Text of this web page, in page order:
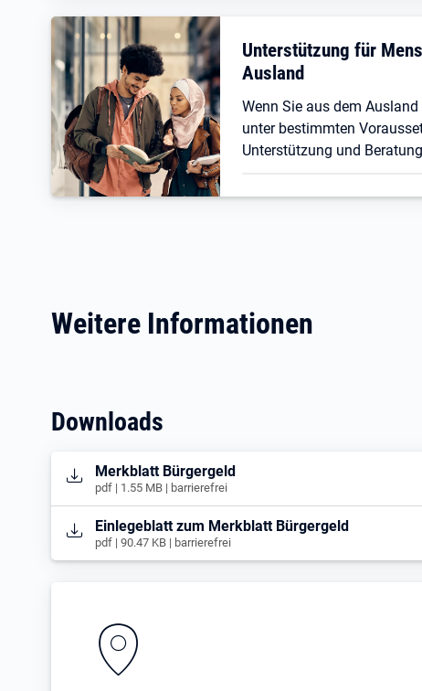
Unterstützung für
Ausland
Wenn Sie aus dem
unter bestimmten
Unterstützung und
Weitere Informationen
Downloads
Öffnet in neuem Tab
Merkblatt Bürgergeld
pdf | 1.55 MB | barrierefrei
Öffnet in neuem Tab
Einlegeblatt zum Merkblatt Bürgergeld
pdf | 90.47 KB | barrierefrei